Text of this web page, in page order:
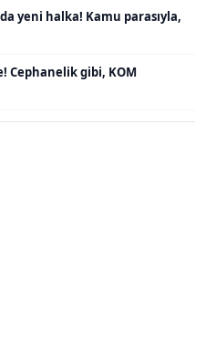
yeni halka! Kamu parasıyla,
Cephanelik gibi, KOM